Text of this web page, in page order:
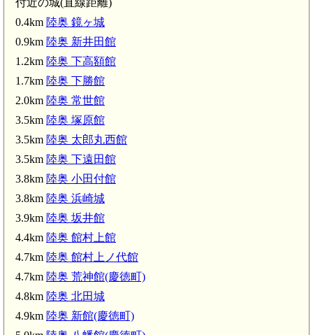
塩川駅(3.2km)
奥 下遠田館(3.5km)
陸奥 浜崎城(3.8km)
北田城(4.8km)
0.4km 陸奥 鏡ヶ城
0.9km 陸奥 新井田館
1.2km 陸奥 下高額館
1.7km 陸奥 下勝館
2.0km 陸奥 常世館
3.5km 陸奥 塚原館
3.5km 陸奥 太郎丸西館
3.5km 陸奥 下遠田館
3.8km 陸奥 小田付館
3.8km 陸奥 浜崎城
3.9km 陸奥 坂井館
4.4km 陸奥 館村上館
4.7km 陸奥 館村上ノ代館
4.7km 陸奥 荒神館(慶徳町)
4.8km 陸奥 北田城
4.9km 陸奥 新館(慶徳町)